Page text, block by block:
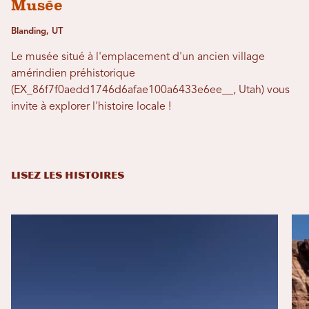
Musée
Blanding, UT
Le musée situé à l'emplacement d'un ancien village
amérindien préhistorique
(EX_86f7f0aedd1746d6afae100a6433e6ee__, Utah) vous
invite à explorer l'histoire locale !
LISEZ LES HISTOIRES